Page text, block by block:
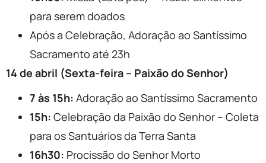
para serem doados
Após a Celebração, Adoração ao Santíssimo
Sacramento até 23h
14 de abril (Sexta-feira – Paixão do Senhor)
7 às 15h: Adoração ao Santíssimo Sacramento
15h: Celebração da Paixão do Senhor – Coleta
para os Santuários da Terra Santa
16h30: Procissão do Senhor Morto